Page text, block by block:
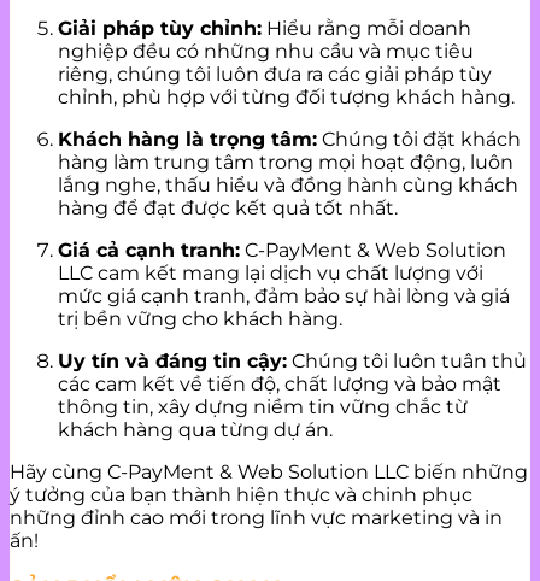
Giải pháp tùy chỉnh: Hiểu rằng mỗi doanh
nghiệp đều có những nhu cầu và mục tiêu
riêng, chúng tôi luôn đưa ra các giải pháp tùy
chỉnh, phù hợp với từng đối tượng khách hàng.
Khách hàng là trọng tâm: Chúng tôi đặt khách
hàng làm trung tâm trong mọi hoạt động, luôn
lắng nghe, thấu hiểu và đồng hành cùng khách
hàng để đạt được kết quả tốt nhất.
Giá cả cạnh tranh: C-PayMent & Web Solution
LLC cam kết mang lại dịch vụ chất lượng với
mức giá cạnh tranh, đảm bảo sự hài lòng và giá
trị bền vững cho khách hàng.
Uy tín và đáng tin cậy: Chúng tôi luôn tuân thủ
các cam kết về tiến độ, chất lượng và bảo mật
thông tin, xây dựng niềm tin vững chắc từ
khách hàng qua từng dự án.
Hãy cùng C-PayMent & Web Solution LLC biến những
ý tưởng của bạn thành hiện thực và chinh phục
những đỉnh cao mới trong lĩnh vực marketing và in
ấn!